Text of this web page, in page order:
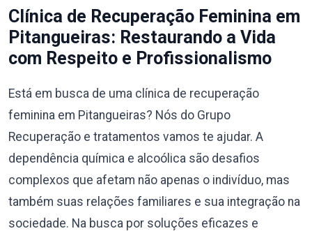
Clínica de Recuperação Feminina em
Pitangueiras: Restaurando a Vida
com Respeito e Profissionalismo
Está em busca de uma clínica de recuperação
feminina em Pitangueiras? Nós do Grupo
Recuperação e tratamentos vamos te ajudar. A
dependência química e alcoólica são desafios
complexos que afetam não apenas o indivíduo, mas
também suas relações familiares e sua integração na
sociedade. Na busca por soluções eficazes e